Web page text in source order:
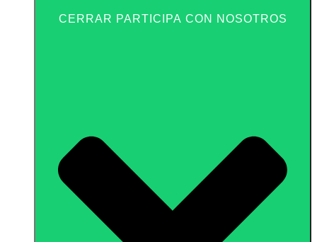
CERRAR PARTICIPA CON NOSOTROS